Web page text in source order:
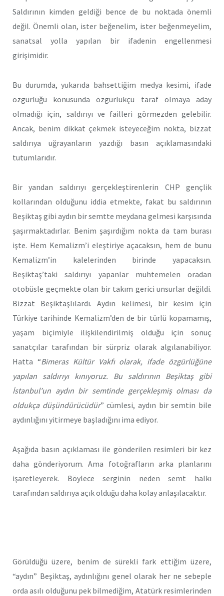
Saldırının kimden geldiği bence de bu noktada önemli
değil. Önemli olan, ister beğenelim, ister beğenmeyelim,
sanatsal yolla yapılan bir ifadenin engellenmesi
girişimidir.
Bu durumda, yukarıda bahsettiğim medya kesimi, ifade
özgürlüğü konusunda özgürlükçü taraf olmaya aday
olmadığı için, saldırıyı ve failleri görmezden gelebilir.
Ancak, benim dikkat çekmek isteyeceğim nokta, bizzat
saldırıya uğrayanların yazdığı basın açıklamasındaki
tutumlarıdır.
Bir yandan saldırıyı gerçekleştirenlerin CHP gençlik
kollarından olduğunu iddia etmekte, fakat bu saldırının
Beşiktaş gibi aydın bir semtte meydana gelmesi karşısında
şaşırmaktadırlar. Benim şaşırdığım nokta da tam burası
işte. Hem Kemalizm’i eleştiriye açacaksın, hem de bunu
Kemalizm’in kalelerinden birinde yapacaksın.
Beşiktaş’taki saldırıyı yapanlar muhtemelen oradan
otobüsle geçmekte olan bir takım gerici unsurlar değildi.
Bizzat Beşiktaşlılardı. Aydın kelimesi, bir kesim için
Türkiye tarihinde Kemalizm’den de bir türlü kopamamış,
yaşam biçimiyle ilişkilendirilmiş olduğu için sonuç
sanatçılar tarafından bir sürpriz olarak algılanabiliyor.
Hatta “Bimeras Kültür Vakfı olarak, ifade özgürlüğüne
yapılan saldırıyı kınıyoruz. Bu saldırının Beşiktaş gibi
İstanbul’un aydın bir semtinde gerçekleşmiş olması da
oldukça düşündürücüdür” cümlesi, aydın bir semtin bile
aydınlığını yitirmeye başladığını ima ediyor.
Aşağıda basın açıklaması ile gönderilen resimleri bir kez
daha gönderiyorum. Ama fotoğrafların arka planlarını
işaretleyerek. Böylece serginin neden semt halkı
tarafından saldırıya açık olduğu daha kolay anlaşılacaktır.
Görüldüğü üzere, benim de sürekli fark ettiğim üzere,
“aydın” Beşiktaş, aydınlığını genel olarak her ne sebeple
orda asılı olduğunu pek bilmediğim, Atatürk resimlerinden